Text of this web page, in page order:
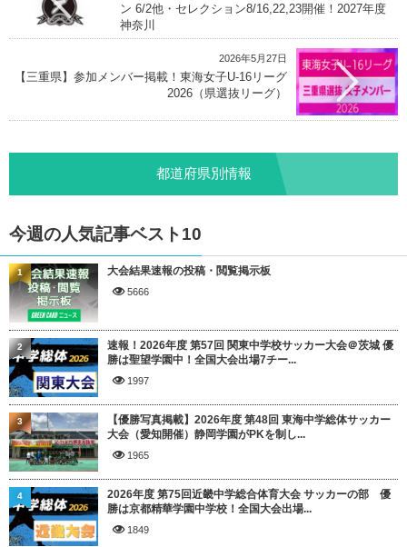
ン 6/2他・セレクション8/16,22,23開催！2027年度
神奈川
2026年5月27日
【三重県】参加メンバー掲載！東海女子U-16リーグ
2026（県選抜リーグ）
都道府県別情報
今週の人気記事ベスト10
大会結果速報の投稿・閲覧掲示板
5666
1
速報！2026年度 第57回 関東中学校サッカー大会＠茨城 優
勝は聖望学園中！全国大会出場7チー...
1997
2
【優勝写真掲載】2026年度 第48回 東海中学総体サッカー
大会（愛知開催）静岡学園がPKを制し...
1965
3
2026年度 第75回近畿中学総合体育大会 サッカーの部 優
勝は京都精華学園中学校！全国大会出場...
1849
4